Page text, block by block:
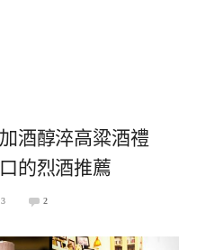
酒醇淬高粱酒禮
的烈酒推薦
2